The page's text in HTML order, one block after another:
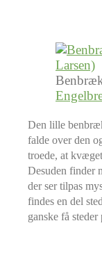
Den lille
falde over den
troede, at
Desuden finder
der ser tilpas
findes en del
ganske få